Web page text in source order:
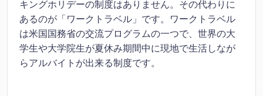
キングホリデーの制度はありません。その代わりに
あるのが「ワークトラベル」です。ワークトラベル
は米国国務省の交流プログラムの一つで、世界の大
学生や大学院生が夏休み期間中に現地で生活しなが
らアルバイトが出来る制度です。